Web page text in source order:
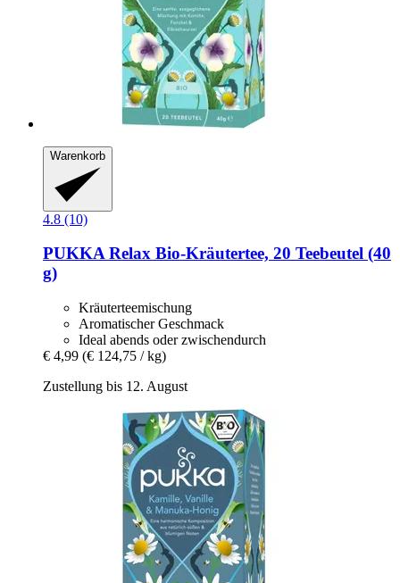
Warenkorb
4.8 (10)
PUKKARelax Bio-​Kräutertee, 20 Teebeutel (40
g)
Kräuterteemischung
Aromatischer Geschmack
Ideal abends oder zwischendurch
€ 4,99 (€ 124,75 / kg)
Zustellung bis 12. August